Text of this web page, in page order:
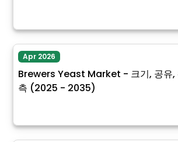
Apr 2026
Brewers Yeast Market - 크기, 공유,
측 (2025 - 2035)